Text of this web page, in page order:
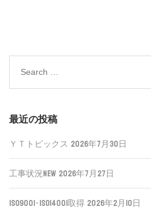
Search
for:
最近の投稿
ＹＴトピックス 2026年7月30日
工事状況NEW 2026年7月27日
ISO9001･ISO14001取得 2026年2月10日